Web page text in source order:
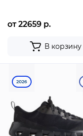
от 22659 р.
В корзину
2026